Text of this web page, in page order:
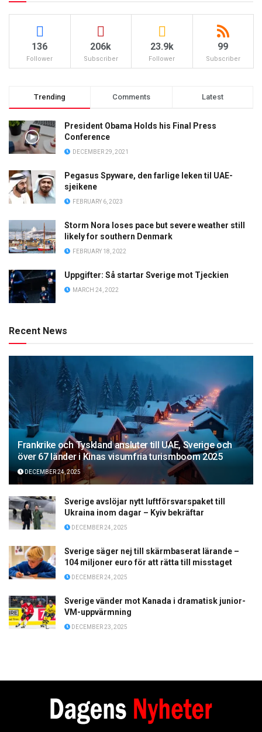
136
Follower
206k
Subscriber
23.9k
Follower
99
Subscriber
Trending Comments Latest
President Obama Holds his Final Press
Conference
DECEMBER 29, 2021
Pegasus Spyware, den farlige leken til UAE-
sjeikene
FEBRUARY 6, 2023
Storm Nora loses pace but severe weather still
likely for southern Denmark
FEBRUARY 18, 2022
Uppgifter: Så startar Sverige mot Tjeckien
MARCH 24, 2022
Recent News
Frankrike och Tyskland ansluter till UAE, Sverige och
över 67 länder i Kinas visumfria turismboom 2025
DECEMBER 24, 2025
Sverige avslöjar nytt luftförsvarspaket till
Ukraina inom dagar – Kyiv bekräftar
DECEMBER 24, 2025
Sverige säger nej till skärmbaserat lärande –
104 miljoner euro för att rätta till misstaget
DECEMBER 24, 2025
Sverige vänder mot Kanada i dramatisk junior-
VM-uppvärmning
DECEMBER 23, 2025